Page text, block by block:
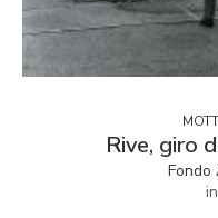
Rive, giro
Fondo